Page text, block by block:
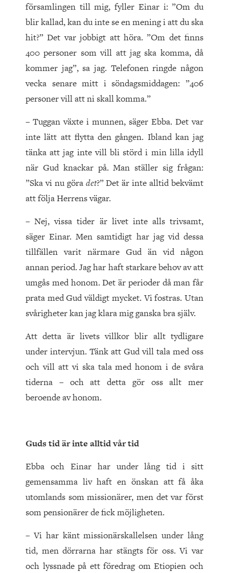
församlingen till mig, fyller Einar i: ”Om du
blir kallad, kan du inte se en mening i att du ska
hit?” Det var jobbigt att höra. ”Om det finns
400 personer som vill att jag ska komma, då
kommer jag”, sa jag. Telefonen ringde någon
vecka senare mitt i söndagsmiddagen: ”406
personer vill att ni skall komma.”
– Tuggan växte i munnen, säger Ebba. Det var
inte lätt att flytta den gången. Ibland kan jag
tänka att jag inte vill bli störd i min lilla idyll
när Gud knackar på. Man ställer sig frågan:
”Ska vi nu göra det?” Det är inte alltid bekvämt
att följa Herrens vägar.
– Nej, vissa tider är livet inte alls trivsamt,
säger Einar. Men samtidigt har jag vid dessa
tillfällen varit närmare Gud än vid någon
annan period. Jag har haft starkare behov av att
umgås med honom. Det är perioder då man får
prata med Gud väldigt mycket. Vi fostras. Utan
svårigheter kan jag klara mig ganska bra själv.
Att detta är livets villkor blir allt tydligare
under intervjun. Tänk att Gud vill tala med oss
och vill att vi ska tala med honom i de svåra
tiderna – och att detta gör oss allt mer
beroende av honom.
Guds tid är inte alltid vår tid
Ebba och Einar har under lång tid i sitt
gemensamma liv haft en önskan att få åka
utomlands som missionärer, men det var först
som pensionärer de fick möjligheten.
– Vi har känt missionärskallelsen under lång
tid, men dörrarna har stängts för oss. Vi var
och lyssnade på ett föredrag om Etiopien och